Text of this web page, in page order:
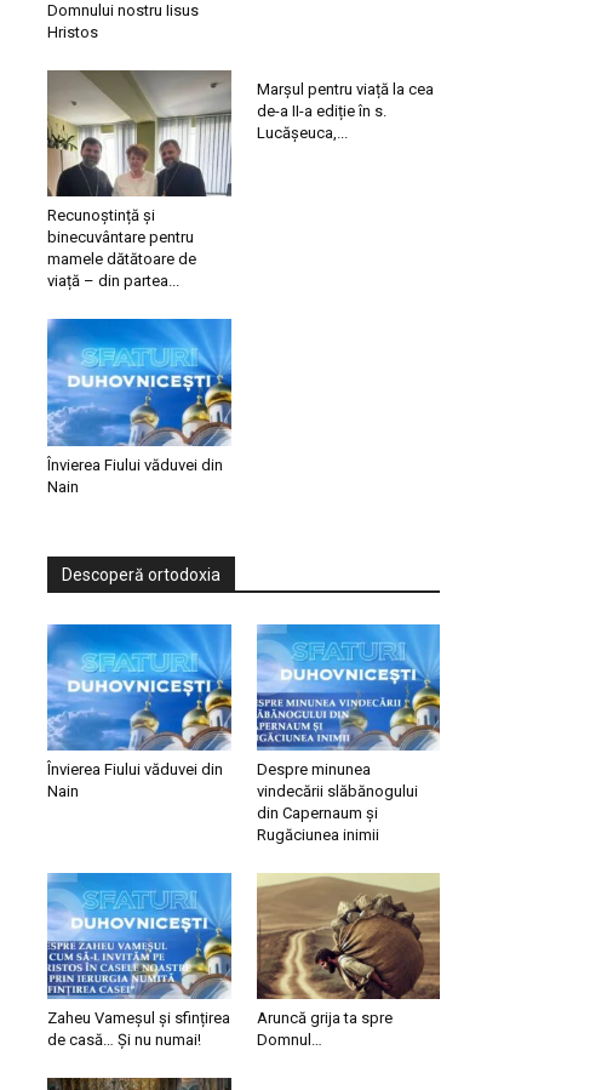
Domnului nostru Iisus
Hristos
Recunoștință și
binecuvântare pentru
mamele dătătoare de
viață – din partea...
Marșul pentru viață la cea
de-a II-a ediție în s.
Lucășeuca,...
Învierea Fiului văduvei din
Nain
Descoperă ortodoxia
Învierea Fiului văduvei din
Nain
Despre minunea
vindecării slăbănogului
din Capernaum și
Rugăciunea inimii
Zaheu Vameșul și sfințirea
de casă… Și nu numai!
Aruncă grija ta spre
Domnul…